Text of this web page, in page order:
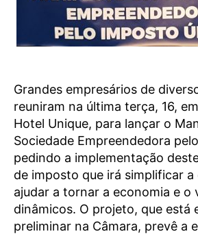
Grandes empresários de
reuniram na última terça, 16,
Hotel Unique, para lançar o
Sociedade Empreendedora
pedindo a implementação
de imposto que irá simplificar
ajudar a tornar a economia e o
dinâmicos. O projeto, que está
preliminar na Câmara, prevê a